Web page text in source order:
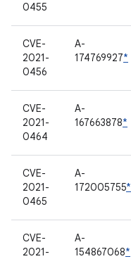
0455
CVE-
2021-
0456
A-
174769927*
CVE-
2021-
0464
A-
167663878*
CVE-
2021-
0465
A-
172005755*
CVE-
2021-
A-
154867068*